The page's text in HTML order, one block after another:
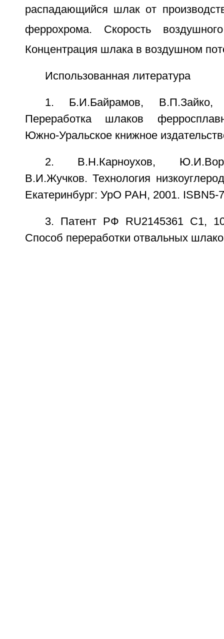
распадающийся шлак от
феррохрома. Скорость
Концентрация шлака в воздушном
Использованная литература
1. Б.И.Байрамов,
Переработка шлаков
Южно-Уральское книжное
2. В.Н.Карноухов,
В.И.Жучков. Технология
Екатеринбург: УрО РАН, 2001. ISBN5-
3. Патент РФ RU2145361 С1,
Способ переработки отвальных